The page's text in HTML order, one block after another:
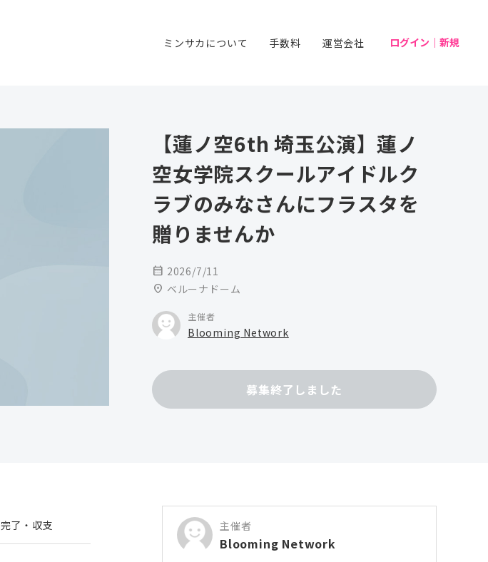
ミンサカについて 手数料 運営会社 ログイン｜新規
【蓮ノ空6th 埼玉公演】蓮ノ
空女学院スクールアイドルク
ラブのみなさんにフラスタを
贈りませんか
calendar_month 2026/7/11
location_on ベルーナドーム
主催者
Blooming Network
募集終了しました
完了・収支 主催者
Blooming Network